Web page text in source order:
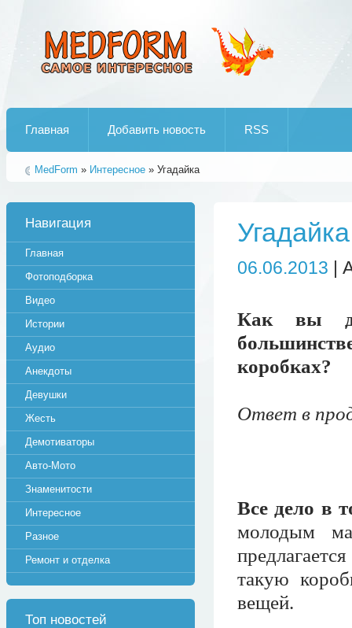
Главная Добавить новость RSS
MedForm » Интересное » Угадайка
Угадайка
06.06.2013 |
Как вы
коробках?
Ответ в
Все дело в
молодым
такую
вещей.
Навигация
Главная
Фотоподборка
Видео
Истории
Аудио
Анекдоты
Девушки
Жесть
Демотиваторы
Авто-Мото
Знаменитости
Интересное
Разное
Ремонт и отделка
Топ новостей